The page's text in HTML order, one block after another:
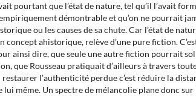
pourtant que l’état de nature, tel qu’il l’avait
démontrable et qu’on ne pourrait
ou les causes de sa chute. Car l’état de
concept ahistorique, relève d’une pure fiction.
ainsi dire, que seule une autre fiction pourrait
que Rousseau pratiquait d’ailleurs à travers
restaurer l’authenticité perdue c’est réduire la
lui même. Un spectre de mélancolie plane donc